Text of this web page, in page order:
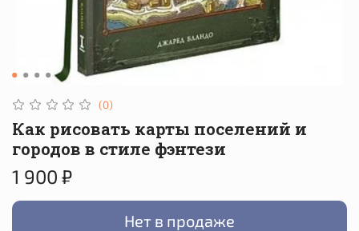
(0)
Как рисовать карты поселений и
городов в стиле фэнтези
1 900 ₽
Нет в продаже